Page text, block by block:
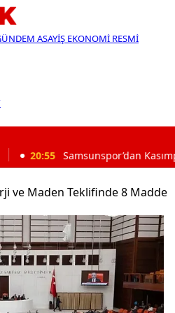
ASAYİŞ EKONOMİ RESMİ
Kasımpaşa
ve Maden Teklifinde 8 Madde